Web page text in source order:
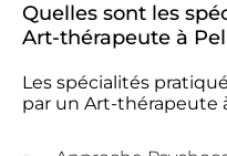
Quelles sont les
Art-thérapeute à
Les spécialités
par un Art-thérapeute